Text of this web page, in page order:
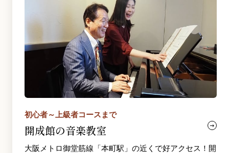
初心者～上級者コースまで
開成館の音楽教室
大阪メトロ御堂筋線「本町駅」の近くで好アクセス！開